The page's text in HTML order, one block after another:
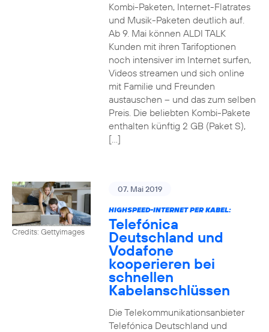
Kombi-Paketen, Internet-Flatrates
und Musik-Paketen deutlich auf.
Ab 9. Mai können ALDI TALK
Kunden mit ihren Tarifoptionen
noch intensiver im Internet surfen,
Videos streamen und sich online
mit Familie und Freunden
austauschen – und das zum selben
Preis. Die beliebten Kombi-Pakete
enthalten künftig 2 GB (Paket S),
[…]
Credits: Gettyimages
07. Mai 2019
HIGHSPEED-INTERNET PER KABEL:
Telefónica
Deutschland und
Vodafone
kooperieren bei
schnellen
Kabelanschlüssen
Die Telekommunikationsanbieter
Telefónica Deutschland und